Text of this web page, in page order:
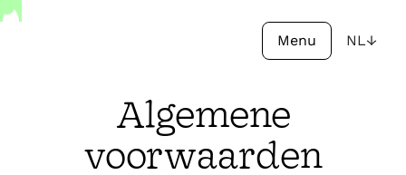
Menu NL↓
Algemene
voorwaarden